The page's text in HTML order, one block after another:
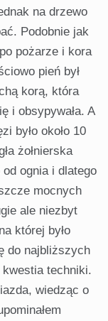
na drzewo
Podobnie jak
pożarze i kora
pień był
korą, która
i ob­sypywała. A
było około 10
żołnier­ska
od ognia i dlatego
mocnych
ale niezbyt
której było
do najbliższych
kwestia techniki.
wiedząc o